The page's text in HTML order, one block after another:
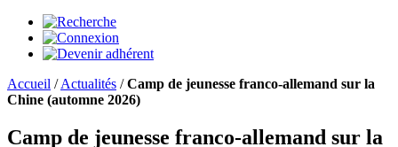
Accueil /Actualités /Camp de jeunesse franco-allemand sur la
Chine (automne 2026)
Camp de jeunesse franco-allemand sur la